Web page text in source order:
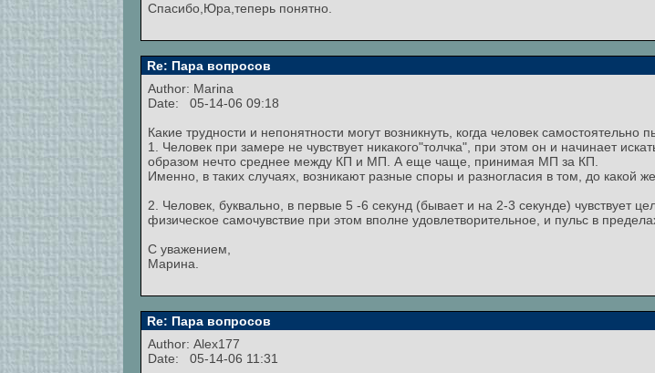
Спасибо,Юра,теперь понятно.
Re: Пара вопросов
Author: Marina
Date: 05-14-06 09:18
Какие трудности и непонятности могут возникнуть, когда человек самостоятельно
1. Человек при замере не чувствует никакого"толчка", при этом он и начинает
образом нечто среднее между КП и МП. А еще чаще, принимая МП за КП.
Именно, в таких случаях, возникают разные споры и разногласия в том, до какой
2. Человек, буквально, в первые 5 -6 секунд (бывает и на 2-3 секунде)
физическое самочувствие при этом вполне удовлетворительное, и пульс в
С уважением,
Марина.
Re: Пара вопросов
Author: Alex177
Date: 05-14-06 11:31